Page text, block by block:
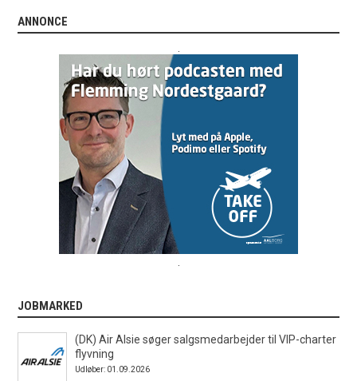
ANNONCE
JOBMARKED
(DK) Air Alsie søger salgsmedarbejder til VIP-charter
flyvning
Udløber: 01.09.2026